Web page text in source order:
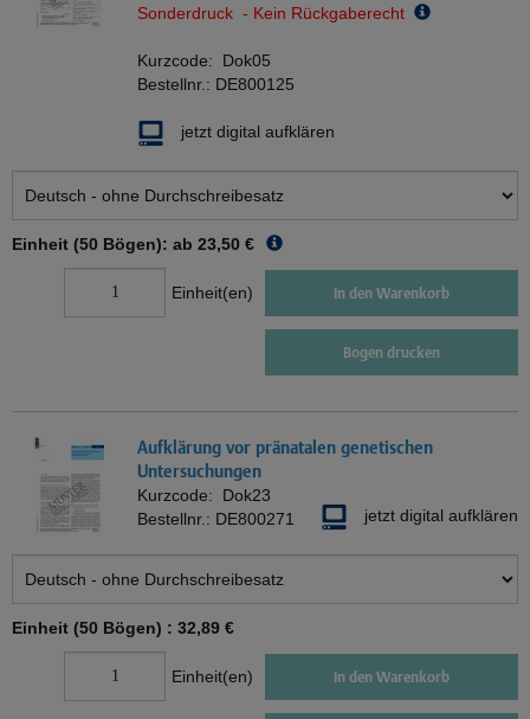
Sonderdruck - Kein Rückgaberecht
Kurzcode: Dok05
Bestellnr.: DE800125
jetzt digital aufklären
Einheit (50 Bögen): ab 23,50 €
Einheit(en) In den Warenkorb
Bogen drucken
Aufklärung vor pränatalen genetischen
Untersuchungen
Kurzcode: Dok23
Bestellnr.: DE800271 jetzt digital aufklären
Einheit (50 Bögen) : 32,89 €
Einheit(en) In den Warenkorb